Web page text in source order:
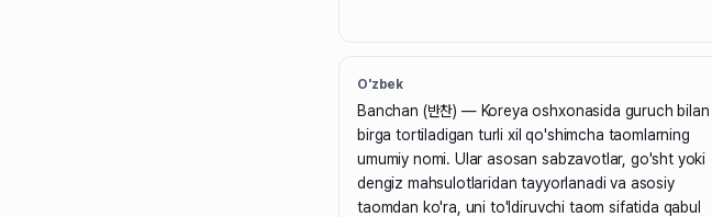
O'zbek
Banchan (반찬) — Koreya oshxonasida guruch bilan
birga tortiladigan turli xil qo'shimcha taomlarning
umumiy nomi. Ular asosan sabzavotlar, go'sht yoki
dengiz mahsulotlaridan tayyorlanadi va asosiy
taomdan ko'ra, uni to'ldiruvchi taom sifatida qabul